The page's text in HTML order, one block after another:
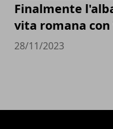
Finalmente
vita romana con
28/11/2023